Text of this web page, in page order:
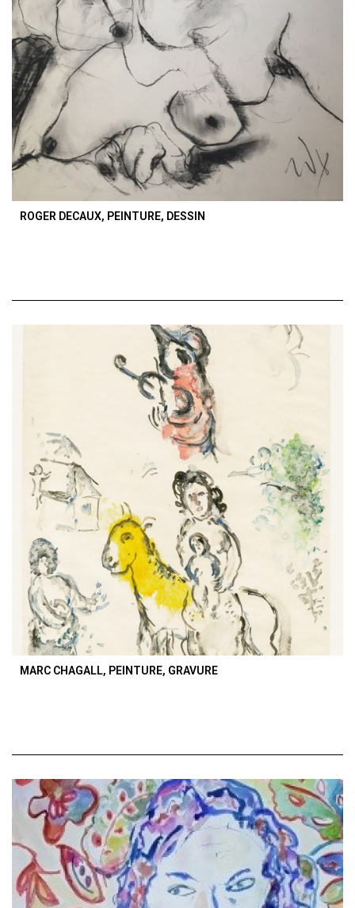
ROGER DECAUX, PEINTURE, DESSIN
MARC CHAGALL, PEINTURE, GRAVURE